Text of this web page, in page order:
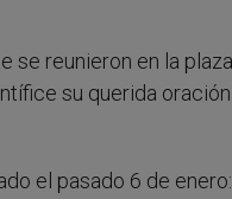
se reunieron en la plaza
su querida oración
el pasado 6 de enero: